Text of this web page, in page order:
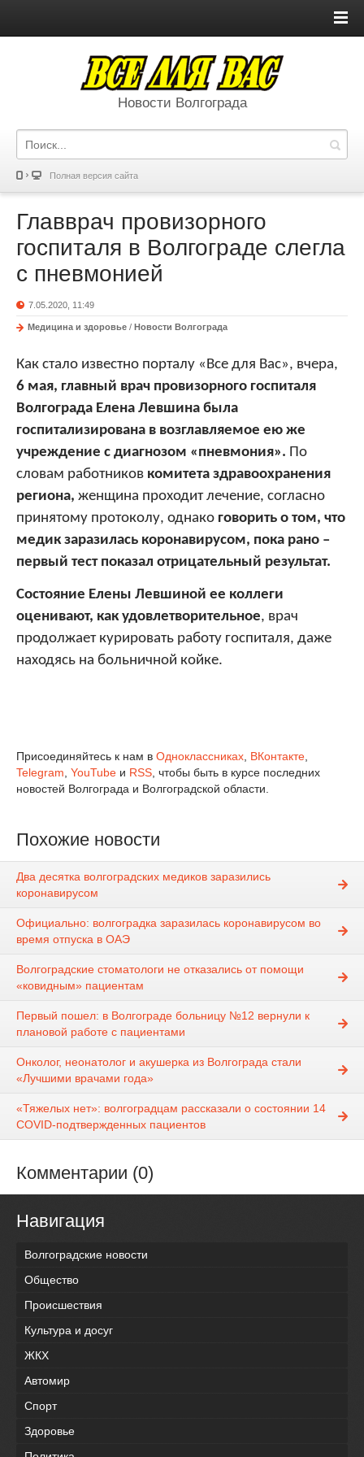
Новости Волгограда
Полная версия сайта
Главврач провизорного
госпиталя в Волгограде слегла
с пневмонией
7.05.2020, 11:49
Медицина и здоровье / Новости Волгограда
Как стало известно порталу «Все для Вас», вчера,
6 мая, главный врач провизорного госпиталя
Волгограда Елена Левшина была
госпитализирована в возглавляемое ею же
учреждение с диагнозом «пневмония». По
словам работников комитета здравоохранения
региона, женщина проходит лечение, согласно
принятому протоколу, однако говорить о том, что
медик заразилась коронавирусом, пока рано –
первый тест показал отрицательный результат.
Состояние Елены Левшиной ее коллеги
оценивают, как удовлетворительное, врач
продолжает курировать работу госпиталя, даже
находясь на больничной койке.
Присоединяйтесь к нам в Одноклассниках ВКонтакте
Telegram YouTube и RSS , чтобы быть в курсе последних
новостей Волгограда и Волгоградской области.
Похожие новости
Два десятка волгоградских медиков заразились
коронавирусом
Официально: волгоградка заразилась коронавирусом во
время отпуска в ОАЭ
Волгоградские стоматологи не отказались от помощи
«ковидным» пациентам
Первый пошел: в Волгограде больницу №12 вернули к
плановой работе с пациентами
Онколог, неонатолог и акушерка из Волгограда стали
«Лучшими врачами года»
«Тяжелых нет»: волгоградцам рассказали о состоянии 14
COVID-подтвержденных пациентов
Комментарии (0)
Навигация
Волгоградские новости
Общество
Происшествия
Культура и досуг
ЖКХ
Автомир
Спорт
Здоровье